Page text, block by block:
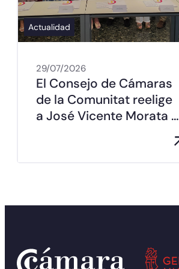
Actualidad
29/07/2026
El Consejo de Cámaras
de la Comunitat reelige
a José Vicente Morata …